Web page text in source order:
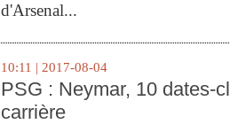
d'Arsenal...
10:11 | 2017-08-04
PSG : Neymar, 10 dates-
carrière